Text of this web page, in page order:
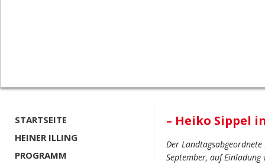
STARTSEITE
HEINER ILLING
PROGRAMM
– Heiko Sippel
Der
September, auf